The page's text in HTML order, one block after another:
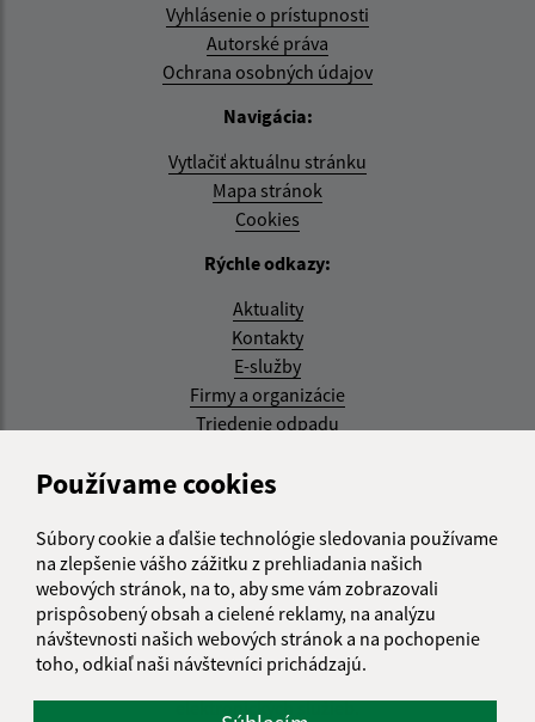
Používame cookies
Súbory cookie a ďalšie technológie sledovania používame
na zlepšenie vášho zážitku z prehliadania našich
webových stránok, na to, aby sme vám zobrazovali
prispôsobený obsah a cielené reklamy, na analýzu
návštevnosti našich webových stránok a na pochopenie
toho, odkiaľ naši návštevníci prichádzajú.
Vyhlásenie o prístupnosti
Autorské práva
Ochrana osobných údajov
Navigácia:
Vytlačiť aktuálnu stránku
Mapa stránok
Cookies
Rýchle odkazy:
Aktuality
Kontakty
E-služby
Firmy a organizácie
Triedenie odpadu
Aktualizované:
RSS
Správca obsahu:
Správca obsahu je Obec Kysak.
Vytvorené v súlade sJednotným dizajn manuálom
elektronických služieb.